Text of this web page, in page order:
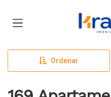
Página
Ordenar